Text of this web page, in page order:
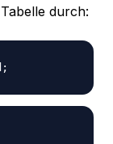
durch:
;